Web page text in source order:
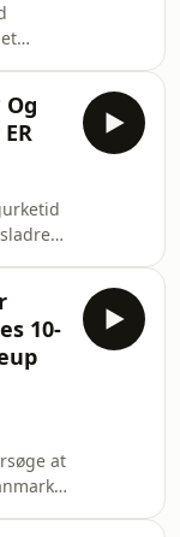
sort
kan
at
og i
i
10-
at